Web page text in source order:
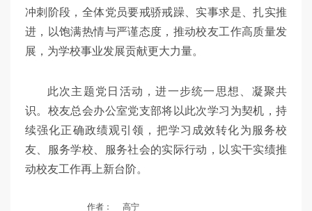
冲刺阶段，全体党员要戒骄戒躁、实事求是、扎实推
进，以饱满热情与严谨态度，推动校友工作高质量发
展，为学校事业发展贡献更大力量。
此次主题党日活动，进一步统一思想、凝聚共
识。校友总会办公室党支部将以此次学习为契机，持
续强化正确政绩观引领，把学习成效转化为服务校
友、服务学校、服务社会的实际行动，以实干实绩推
动校友工作再上新台阶。
作者： 高宁